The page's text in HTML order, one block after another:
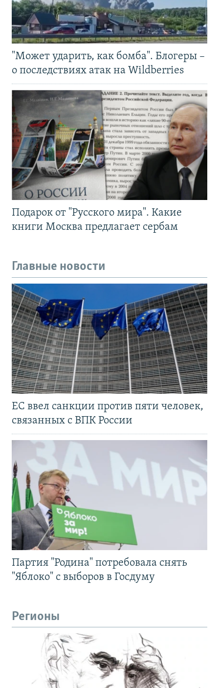
"Может ударить, как бомба". Блогеры –
о последствиях атак на Wildberries
Подарок от "Русского мира". Какие
книги Москва предлагает сербам
Главные новости
ЕС ввел санкции против пяти человек,
связанных с ВПК России
Партия "Родина" потребовала снять
"Яблоко" с выборов в Госдуму
Регионы